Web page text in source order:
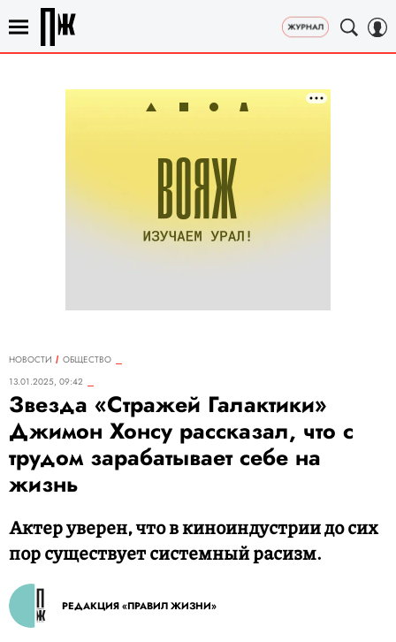
НОВОСТИ
ОБЩЕСТВО
13.01.2025, 09:42
Звезда «Стражей Галактики»
Джимон Хонсу рассказал, что с
трудом зарабатывает себе на
жизнь
Актер уверен, что в киноиндустрии до сих
пор существует системный расизм.
РЕДАКЦИЯ «ПРАВИЛ ЖИЗНИ»